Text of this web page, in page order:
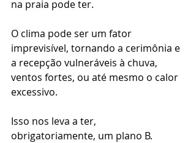
na praia pode ter.
O clima pode ser um fator
imprevisível, tornando a cerimônia e
a recepção vulneráveis à chuva,
ventos fortes, ou até mesmo o calor
excessivo.
Isso nos leva a ter,
obrigatoriamente, um plano B.